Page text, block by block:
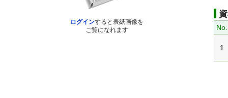
ログインすると表紙画像を
ご覧になれます
No.
1